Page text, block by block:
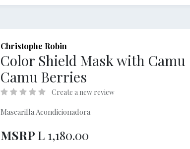
Christophe Robin
Color Shield Mask with Camu
Camu Berries
Create a new review
Mascarilla Acondicionadora
MSRP L 1,180.00